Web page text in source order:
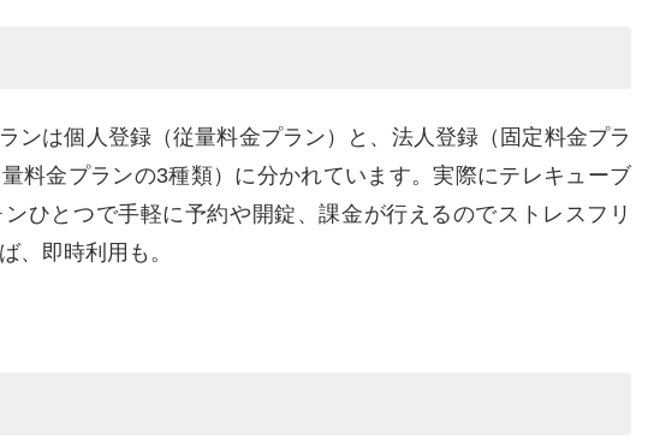
ンは個人登録（従量料金プラン）と、法人登録（固定料金プラ
料金プランの3種類）に分かれています。実際にテレキューブ
ひとつで手軽に予約や開錠、課金が行えるのでストレスフリ
、即時利用も。